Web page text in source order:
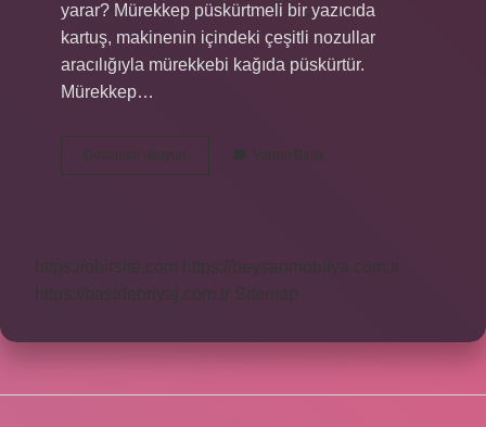
yarar? Mürekkep püskürtmeli bir yazıcıda
kartuş, makinenin içindeki çeşitli nozullar
aracılığıyla mürekkebi kağıda püskürtür.
Mürekkep…
Devamını okuyun
Nasıl
Yorum Bırak
https://obirsite.com
https://beysanmobilya.com.tr
https://bastdebriyaj.com.tr Sitemap